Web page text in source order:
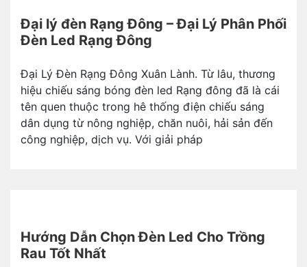
Đại lý đèn Rạng Đông – Đại Lý Phân Phối
Đèn Led Rạng Đông
Đại Lý Đèn Rạng Đông Xuân Lành. Từ lâu, thương
hiệu chiếu sáng bóng đèn led Rạng đông đã là cái
tên quen thuộc trong hê thống điện chiếu sáng
dân dụng từ nông nghiệp, chăn nuôi, hải sản đến
công nghiệp, dịch vụ. Với giải pháp
Hướng Dẫn Chọn Đèn Led Cho Trồng
Rau Tốt Nhất